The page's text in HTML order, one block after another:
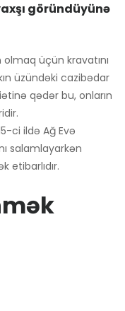
göründüyünə
olmaq üçün kravatını
üzündəki cazibədar
qədər bu, onların
ci ildə Ağ Evə
salamlayarkən
etibarlıdır.